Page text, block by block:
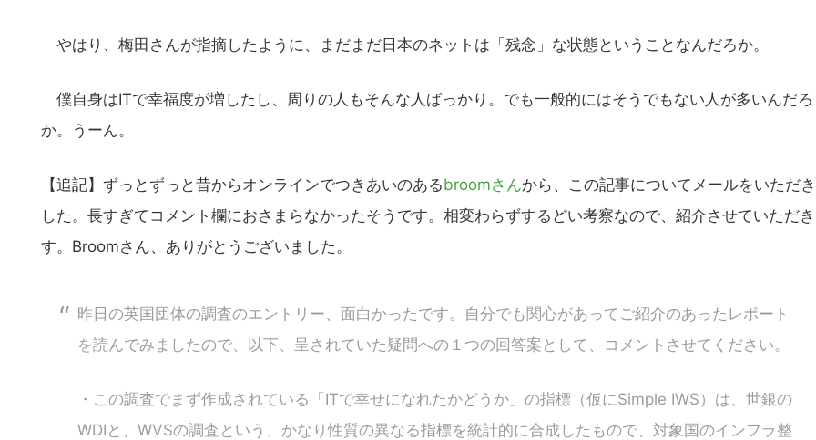
やはり、梅田さんが指摘したように、まだまだ日本のネットは「残念」な状態ということなんだろか。
僕自身はITで幸福度が増したし、周りの人もそんな人ばっかり。でも一般的にはそうでもない人が多いんだろ
か。うーん。
【追記】ずっとずっと昔からオンラインでつきあいのあるbroomさんから、この記事についてメールをいただき
した。長すぎてコメント欄におさまらなかったそうです。相変わらずするどい考察なので、紹介させていただき
す。Broomさん、ありがとうございました。
昨日の英国団体の調査のエントリー、面白かったです。自分でも関心があってご紹介のあったレポート
を読んでみましたので、以下、呈されていた疑問への１つの回答案として、コメントさせてください。
・この調査でまず作成されている「ITで幸せになれたかどうか」の指標（仮にSimple IWS）は、世銀の
WDIと、WVSの調査という、かなり性質の異なる指標を統計的に合成したもので、対象国のインフラ整
を
索